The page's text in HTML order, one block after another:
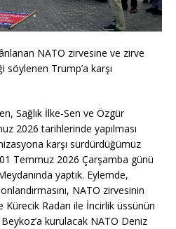
NATO zirvesine ve zirve
söylenen Trump’a karşı
Sağlık İlke-Sen ve Özgür
2026 tarihlerinde yapılması
karşı sürdürdüğümüz
Temmuz 2026 Çarşamba günü
yaptık. Eylemde,
NATO zirvesinin
Radarı ile İncirlik üssünün
Beykoz’a kurulacak NATO Deniz